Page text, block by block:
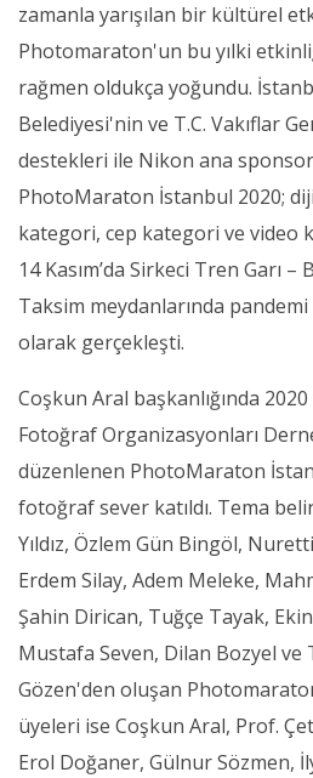
zamanla yarışılan bir kültürel
Photomaraton'un bu yılki
rağmen oldukça yoğundu.
Belediyesi'nin ve T.C. Vakıflar
destekleri ile Nikon ana
PhotoMaraton İstanbul 2020;
kategori, cep kategori ve video
14 Kasım’da Sirkeci Tren Garı –
Taksim meydanlarında
olarak gerçekleşti.
Coşkun Aral başkanlığında
Fotoğraf Organizasyonları
düzenlenen PhotoMaraton
fotoğraf sever katıldı. Tema
Yıldız, Özlem Gün Bingöl,
Erdem Silay, Adem Meleke,
Şahin Dirican, Tuğçe Tayak,
Mustafa Seven, Dilan Bozyel ve
Gözen'den oluşan
üyeleri ise Coşkun Aral, Prof.
Erol Doğaner, Gülnur Sözmen,